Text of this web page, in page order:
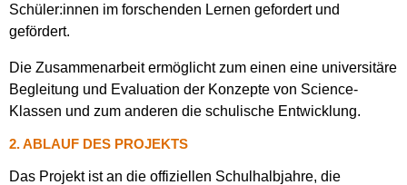
Schüler:innen im forschenden Lernen gefordert und
gefördert.
Die Zusammenarbeit ermöglicht zum einen eine universitäre
Begleitung und Evaluation der Konzepte von Science-
Klassen und zum anderen die schulische Entwicklung.
2. ABLAUF DES PROJEKTS
Das Projekt ist an die offiziellen Schulhalbjahre, die